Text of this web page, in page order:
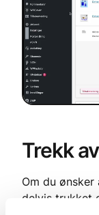
Trekk
Om du
delvis trukket